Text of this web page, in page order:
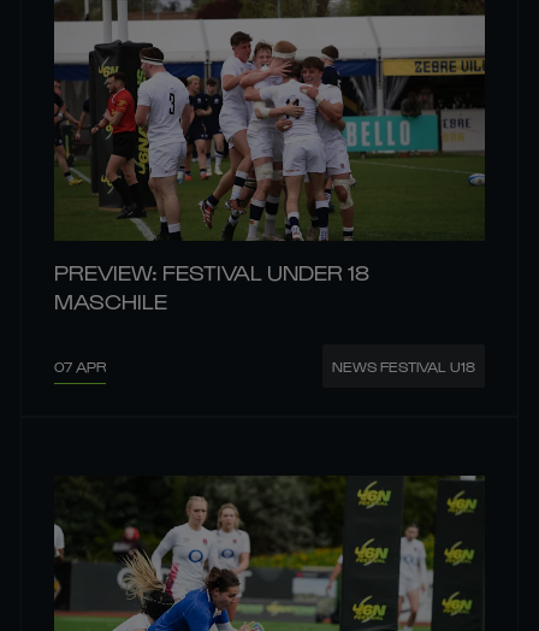
PREVIEW: FESTIVAL UNDER 18
MASCHILE
07 APR NEWS FESTIVAL U18